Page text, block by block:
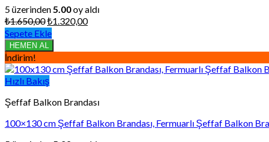
5 üzerinden5.00oy aldı
₺1.650,00Orijinal
fiyat:
₺1.650,00.
₺1.320,00Şu
₺1.320,00.
Sepete Ekle
HEMEN AL
İndirim!
Hızlı Bakış
Şeffaf Balkon Brandası
100×130 cm Şeffaf Balkon Brandası, Fermuarlı Şeffaf Balkon